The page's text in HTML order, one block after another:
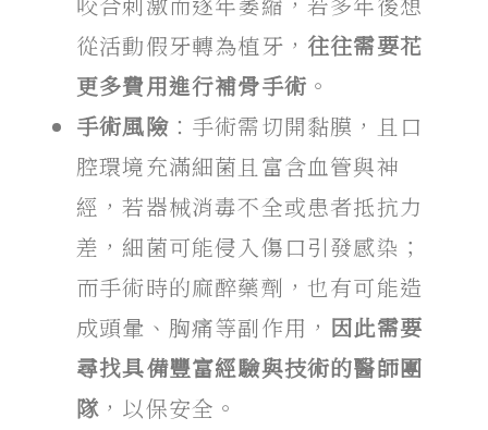
從活動假牙轉為植牙， 往往需要花
更多費用進行補骨手術 。
手術風險：手術需切開黏膜，且口
腔環境充滿細菌且富含血管與神
經，若器械消毒不全或患者抵抗力
差，細菌可能侵入傷口引發感染；
而手術時的麻醉藥劑，也有可能造
成頭暈、胸痛等副作用， 因此需要
尋找具備豐富經驗與技術的醫師團
隊 ，以保安全。